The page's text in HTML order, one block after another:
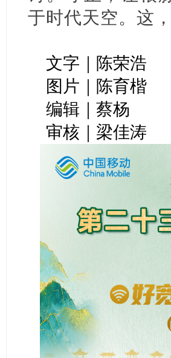
于时代天空。这
文字｜陈荣浩
图片｜陈育楷
编辑｜蔡杨
审核｜梁佳涛